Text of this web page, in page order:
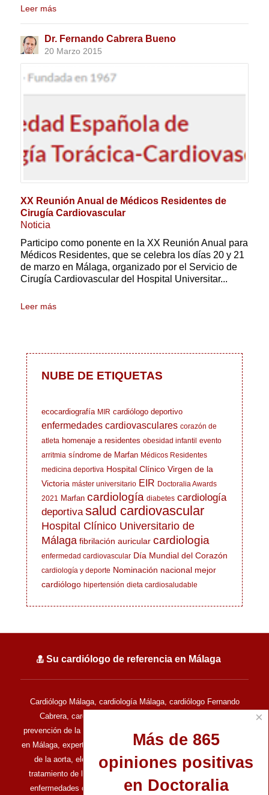
Leer más
Dr. Fernando Cabrera Bueno
20 Marzo 2015
XX Reunión Anual de Médicos Residentes de
Cirugía Cardiovascular
Noticia
Participo como ponente en la XX Reunión Anual para
Médicos Residentes, que se celebra los días 20 y 21
de marzo en Málaga, organizado por el Servicio de
Cirugía Cardiovascular del Hospital Universitar...
Leer más
NUBE DE ETIQUETAS
ecocardiografía MIR cardiólogo deportivo
enfermedades cardiovasculares corazón de
atleta homenaje a residentes obesidad infantil evento
arritmia síndrome de Marfan Médicos Residentes
medicina deportiva Hospital Clínico Virgen de la
Victoria máster universitario EIR Doctoralia Awards
2021 Marfan cardiología diabetes cardiología
deportiva salud cardiovascular
Hospital Clínico Universitario de
Málaga fibrilación auricular cardiologia
enfermedad cardiovascular Día Mundial del Corazón
cardiología y deporte Nominación nacional mejor
cardiólogo hipertensión dieta cardiosaludable
Su cardiólogo de referencia en Málaga
Cardiólogo Málaga, cardiología Málaga, cardiólogo Fernando
Cabrera, cardiología del deporte, cardiología deportiva,
prevención de la muerte súbita en el deporte, cardiología clínica
en Málaga, experto en ecocardiografía, experto en enfermedades
de la aorta, electrocardiografía, ecocardiografía de estrés,
tratamiento de las enfermedades del corazón, tratamiento de
enfermedades del corazón, enfermedades cardiovasculares,
×
Más de 865
opiniones positivas
en Doctoralia